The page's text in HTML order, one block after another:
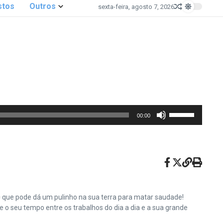
Outros sexta-feira, agosto 7, 2026
00:00
cima
ou
para
pode dá um pulinho na sua terra para matar saudade!
seu tempo entre os trabalhos do dia a dia e a sua grande